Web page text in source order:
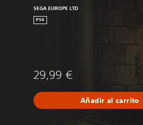
SEGA EUROPE LTD
PS4
29,99 €
Añadir al carrito